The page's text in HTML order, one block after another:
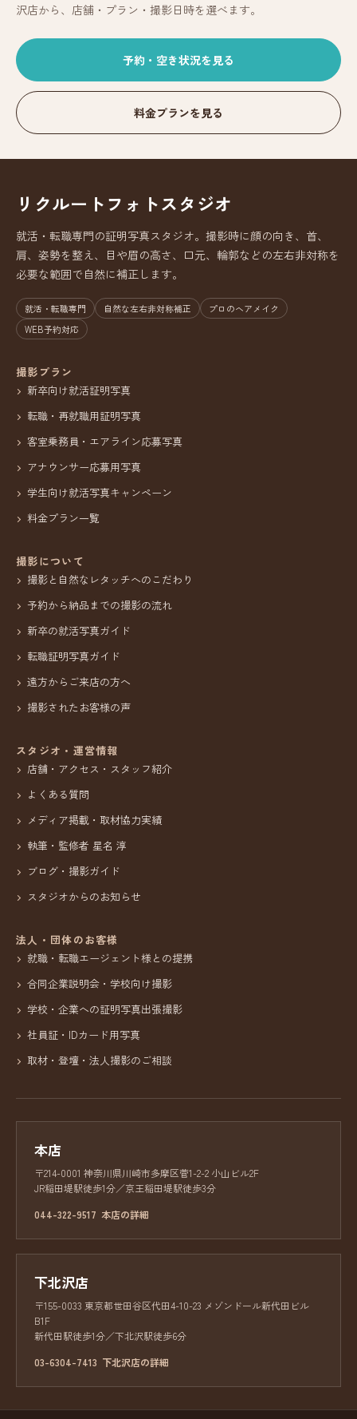
沢店から、店舗・プラン・撮影日時を選べます。
予約・空き状況を見る
料金プランを見る
リクルートフォトスタジオ
就活・転職専門の証明写真スタジオ。撮影時に顔の向き、首、
肩、姿勢を整え、目や眉の高さ、口元、輪郭などの左右非対称を
必要な範囲で自然に補正します。
就活・転職専門 自然な左右非対称補正
プロのヘアメイク
WEB予約対応
撮影プラン
新卒向け就活証明写真
転職・再就職用証明写真
客室乗務員・エアライン応募写真
アナウンサー応募用写真
学生向け就活写真キャンペーン
料金プラン一覧
撮影について
撮影と自然なレタッチへのこだわり
予約から納品までの撮影の流れ
新卒の就活写真ガイド
転職証明写真ガイド
遠方からご来店の方へ
撮影されたお客様の声
スタジオ・運営情報
店舗・アクセス・スタッフ紹介
よくある質問
メディア掲載・取材協力実績
執筆・監修者 星名 淳
ブログ・撮影ガイド
スタジオからのお知らせ
法人・団体のお客様
就職・転職エージェント様との提携
合同企業説明会・学校向け撮影
学校・企業への証明写真出張撮影
社員証・IDカード用写真
取材・登壇・法人撮影のご相談
本店
〒214-0001 神奈川県川崎市多摩区菅1-2-2 小山ビル2F
JR稲田堤駅徒歩1分／京王稲田堤駅徒歩3分
044-322-9517 本店の詳細
下北沢店
〒155-0033 東京都世田谷区代田4-10-23 メゾンドール新代田ビル
B1F
新代田駅徒歩1分／下北沢駅徒歩6分
03-6304-7413 下北沢店の詳細